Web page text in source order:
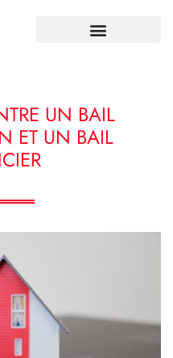
UN BAIL
ET UN BAIL